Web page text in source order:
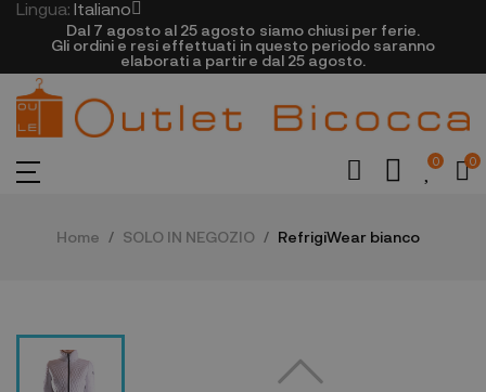
Lingua: Italiano
Dal 7 agosto al 25 agosto siamo chiusi per ferie.
Gli ordini e resi effettuati in questo periodo saranno
elaborati a partire dal 25 agosto.
0 0
Home SOLO IN NEGOZIO RefrigiWear bianco